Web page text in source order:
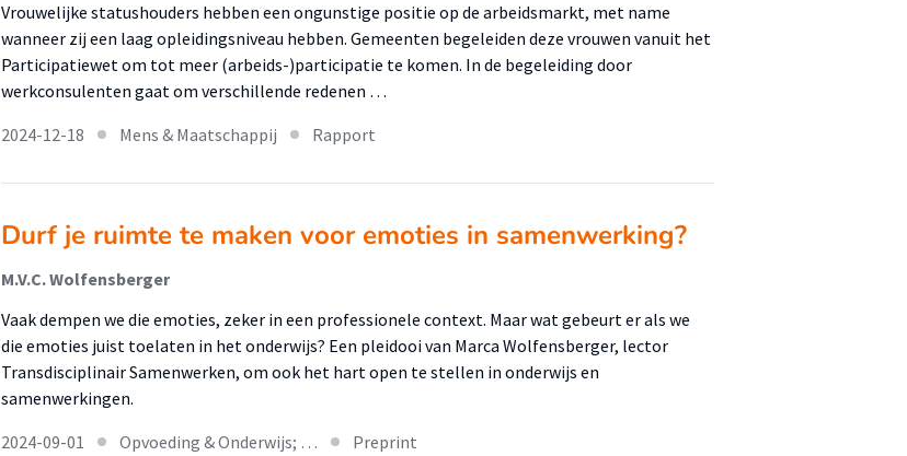
Vrouwelijke statushouders hebben een ongunstige positie op de arbeidsmarkt, met name
wanneer zij een laag opleidingsniveau hebben. Gemeenten begeleiden deze vrouwen vanuit het
Participatiewet om tot meer (arbeids-)participatie te komen. In de begeleiding door
werkconsulenten gaat om verschillende redenen …
2024-12-18
Mens & Maatschappij Rapport
Durf je ruimte te maken voor emoties in samenwerking?
M.V.C. Wolfensberger
Vaak dempen we die emoties, zeker in een professionele context. Maar wat gebeurt er als we
die emoties juist toelaten in het onderwijs? Een pleidooi van Marca Wolfensberger, lector
Transdisciplinair Samenwerken, om ook het hart open te stellen in onderwijs en
samenwerkingen.
2024-09-01
Opvoeding & Onderwijs; … Preprint